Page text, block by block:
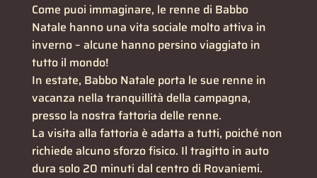
Come puoi immaginare, le renne di Babbo
Natale hanno una vita sociale molto attiva in
inverno – alcune hanno persino viaggiato in
tutto il mondo!
In estate, Babbo Natale porta le sue renne in
vacanza nella tranquillità della campagna,
presso la nostra fattoria delle renne.
La visita alla fattoria è adatta a tutti, poiché non
richiede alcuno sforzo fisico. Il tragitto in auto
dura solo 20 minuti dal centro di Rovaniemi.